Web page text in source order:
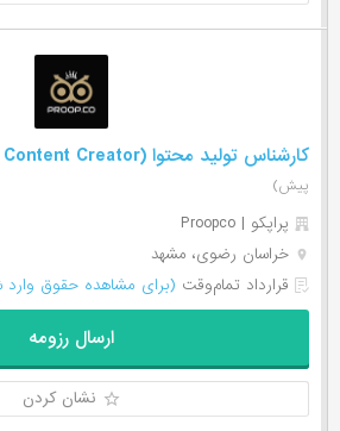
کارشناس تولید محتوا (AI Content Creator-مشهد)
پیش)
پراپکو | Proopco
خراسان رضوی، مشهد
قرارداد تمام‌وقت (برای مشاهده حقوق وارد
ارسال رزومه
نشان کردن